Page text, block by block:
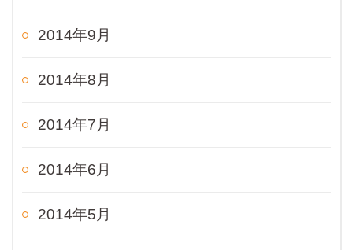
2014年9月
2014年8月
2014年7月
2014年6月
2014年5月